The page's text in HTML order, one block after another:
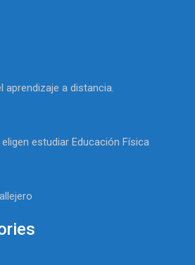
aprendizaje a distancia.
estudiar Educación Física